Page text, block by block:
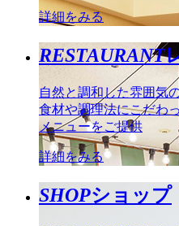
詳細をみる
RESTAURANT
自然と調和した雰囲気
食材や調理法にこだわ
メニューをご提供
詳細をみる
SHOPショップ